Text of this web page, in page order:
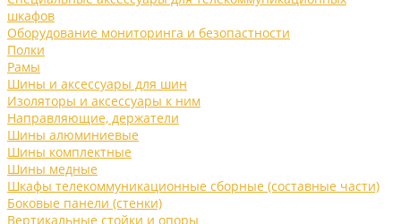
шкафов
Оборудование мониторинга и безопастности
Полки
Рамы
Шины и аксессуары для шин
Изоляторы и аксессуары к ним
Направляющие, держатели
Шины алюминиевые
Шины комплектные
Шины медные
Шкафы телекоммуникационные сборные (составные части)
Боковые панели (стенки)
Вертикальные стойки и опоры